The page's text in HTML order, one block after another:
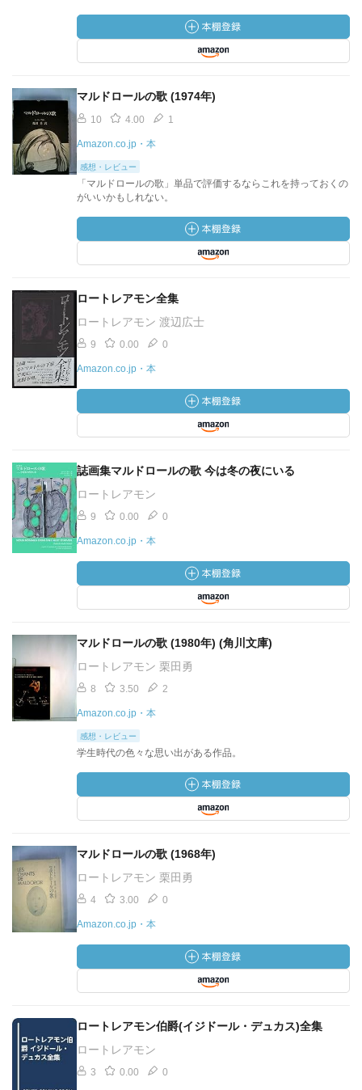
マルドロールの歌 (1974年)
10 4.00 1
Amazon.co.jp・本
感想・レビュー
「マルドロールの歌」単品で評価するならこれを持っておくの
がいいかもしれない。
ロートレアモン全集
ロートレアモン 渡辺広士
9 0.00 0
Amazon.co.jp・本
誌画集マルドロールの歌 今は冬の夜にいる
ロートレアモン
9 0.00 0
Amazon.co.jp・本
マルドロールの歌 (1980年) (角川文庫)
ロートレアモン 栗田勇
8 3.50 2
Amazon.co.jp・本
感想・レビュー
学生時代の色々な思い出がある作品。
マルドロールの歌 (1968年)
ロートレアモン 栗田勇
4 3.00 0
Amazon.co.jp・本
ロートレアモン伯爵(イジドール・デュカス)全集
ロートレアモン
3 0.00 0